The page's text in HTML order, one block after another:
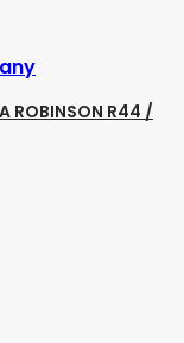
ROBINSON R44 /